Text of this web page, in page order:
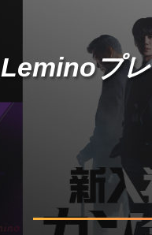
Leminoプ